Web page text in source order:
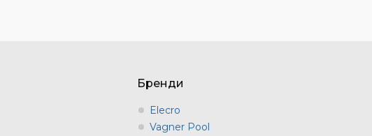
Бренди
Elecro
Vagner Pool